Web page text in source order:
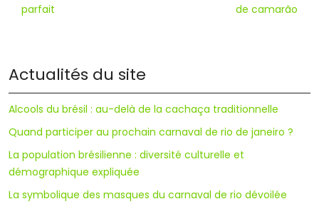
parfait
de camarão
Actualités du site
Alcools du brésil : au-delà de la cachaça traditionnelle
Quand participer au prochain carnaval de rio de janeiro ?
La population brésilienne : diversité culturelle et
démographique expliquée
La symbolique des masques du carnaval de rio dévoilée